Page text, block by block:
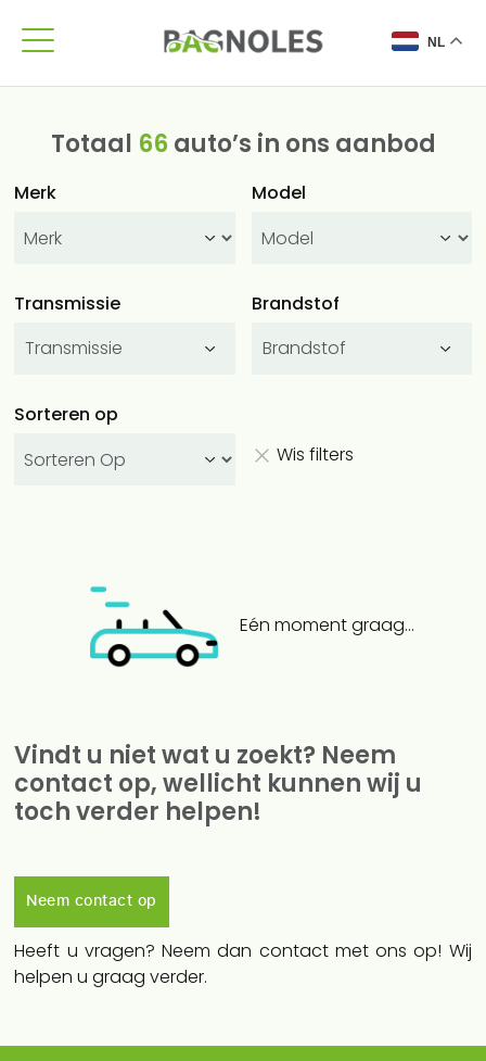
NL
Totaal 66auto’s in ons aanbod
Merk Model
Transmissie
Transmissie
Brandstof
Brandstof
Sorteren op
Wis filters
Eén moment graag...
Vindt u niet wat u zoekt? Neem
contact op, wellicht kunnen wij u
toch verder helpen!
Neem contact op
Heeft u vragen? Neem dan contact met ons op! Wij
helpen u graag verder.